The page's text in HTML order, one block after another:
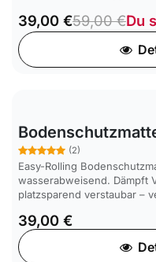
39,00 €59,00€Du
(2)
Easy-Rolling
wasserabweisend. Dämpft
platzsparend verstaubar –
39,00 €